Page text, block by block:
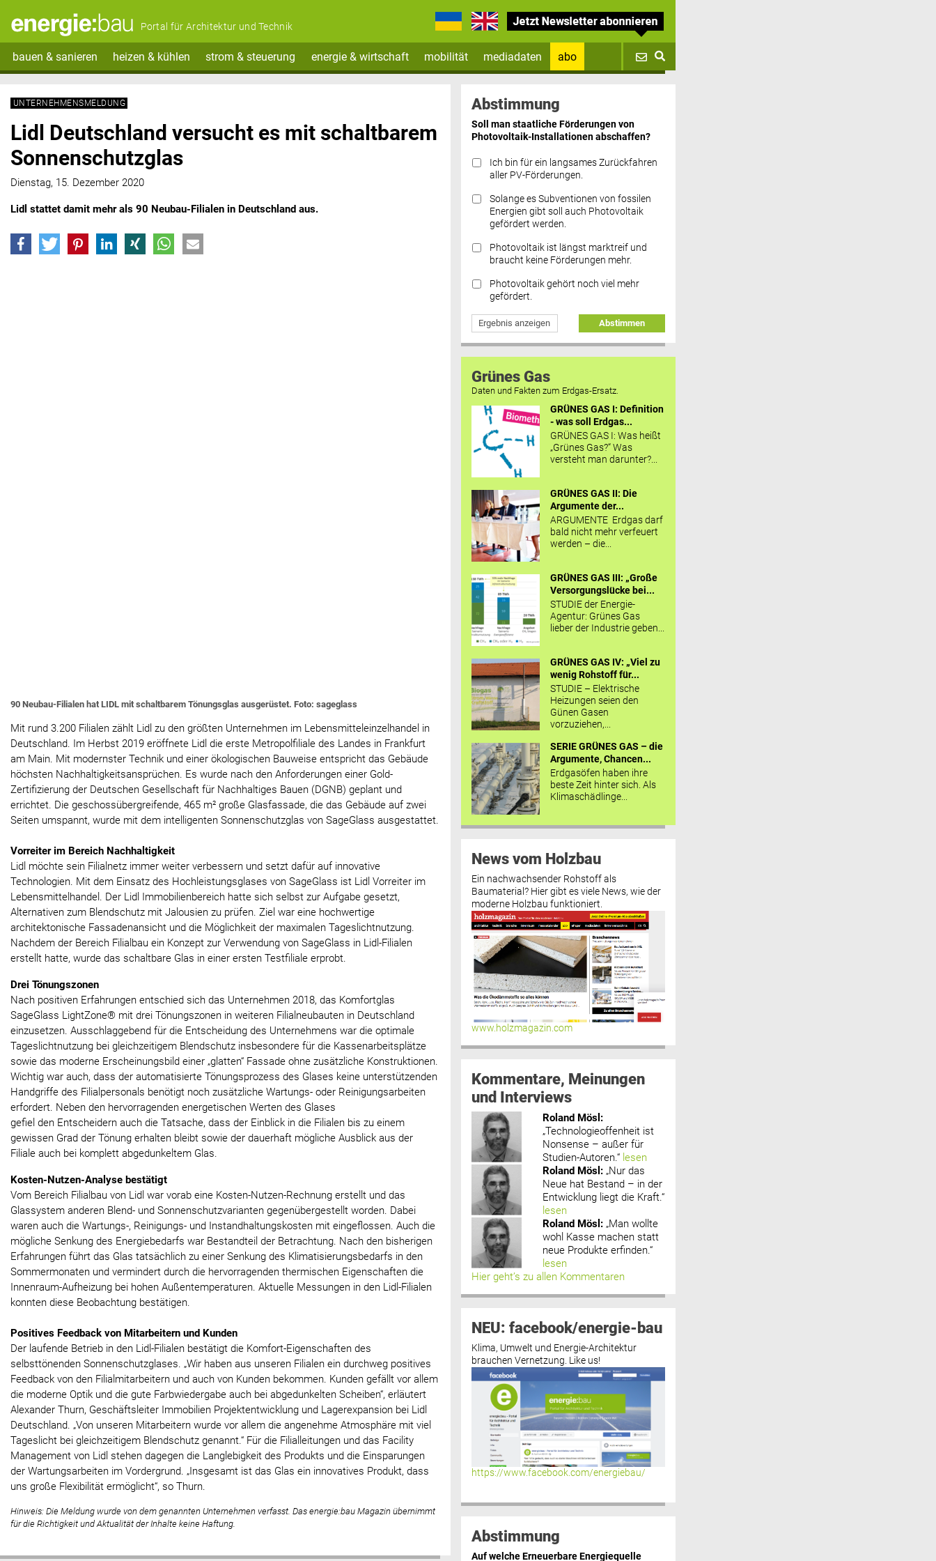
Portal für Architektur und Technik
bauen & sanieren heizen & kühlen strom & steuerung energie & wirtschaft mobilität mediadaten
abo
Datenschutz FAQs
UNTERNEHMENSMELDUNG
Lidl Deutschland versucht es mit schaltbarem
Sonnenschutzglas
Dienstag, 15. Dezember 2020
Lidl stattet damit mehr als 90 Neubau-Filialen in Deutschland aus.
90 Neubau-Filialen hat LIDL mit schaltbarem Tönungsglas ausgerüstet. Foto: sageglass
Mit rund 3.200 Filialen zählt Lidl zu den größten Unternehmen im Lebensmitteleinzelhandel in
Deutschland. Im Herbst 2019 eröffnete Lidl die erste Metropolfiliale des Landes in Frankfurt
am Main. Mit modernster Technik und einer ökologischen Bauweise entspricht das Gebäude
höchsten Nachhaltigkeitsansprüchen. Es wurde nach den Anforderungen einer Gold-
Zertifizierung der Deutschen Gesellschaft für Nachhaltiges Bauen (DGNB) geplant und
errichtet. Die geschossübergreifende, 465 m² große Glasfassade, die das Gebäude auf zwei
Seiten umspannt, wurde mit dem intelligenten Sonnenschutzglas von SageGlass ausgestattet.
Vorreiter im Bereich Nachhaltigkeit
Lidl möchte sein Filialnetz immer weiter verbessern und setzt dafür auf innovative
Technologien. Mit dem Einsatz des Hochleistungsglases von SageGlass ist Lidl Vorreiter im
Lebensmittelhandel. Der Lidl Immobilienbereich hatte sich selbst zur Aufgabe gesetzt,
Alternativen zum Blendschutz mit Jalousien zu prüfen. Ziel war eine hochwertige
architektonische Fassadenansicht und die Möglichkeit der maximalen Tageslichtnutzung.
Nachdem der Bereich Filialbau ein Konzept zur Verwendung von SageGlass in Lidl-Filialen
erstellt hatte, wurde das schaltbare Glas in einer ersten Testfiliale erprobt.
Drei Tönungszonen
Nach positiven Erfahrungen entschied sich das Unternehmen 2018, das Komfortglas
SageGlass LightZone® mit drei Tönungszonen in weiteren Filialneubauten in Deutschland
einzusetzen. Ausschlaggebend für die Entscheidung des Unternehmens war die optimale
Tageslichtnutzung bei gleichzeitigem Blendschutz insbesondere für die Kassenarbeitsplätze
sowie das moderne Erscheinungsbild einer „glatten“ Fassade ohne zusätzliche Konstruktionen.
Wichtig war auch, dass der automatisierte Tönungsprozess des Glases keine unterstützenden
Handgriffe des Filialpersonals benötigt noch zusätzliche Wartungs- oder Reinigungsarbeiten
erfordert. Neben den hervorragenden energetischen Werten des Glases
gefiel den Entscheidern auch die Tatsache, dass der Einblick in die Filialen bis zu einem
gewissen Grad der Tönung erhalten bleibt sowie der dauerhaft mögliche Ausblick aus der
Filiale auch bei komplett abgedunkeltem Glas.
Kosten-Nutzen-Analyse bestätigt
Vom Bereich Filialbau von Lidl war vorab eine Kosten-Nutzen-Rechnung erstellt und das
Glassystem anderen Blend- und Sonnenschutzvarianten gegenübergestellt worden. Dabei
waren auch die Wartungs-, Reinigungs- und Instandhaltungskosten mit eingeflossen. Auch die
mögliche Senkung des Energiebedarfs war Bestandteil der Betrachtung. Nach den bisherigen
Erfahrungen führt das Glas tatsächlich zu einer Senkung des Klimatisierungsbedarfs in den
Sommermonaten und vermindert durch die hervorragenden thermischen Eigenschaften die
Innenraum-Aufheizung bei hohen Außentemperaturen. Aktuelle Messungen in den Lidl-Filialen
konnten diese Beobachtung bestätigen.
Positives Feedback von Mitarbeitern und Kunden
Der laufende Betrieb in den Lidl-Filialen bestätigt die Komfort-Eigenschaften des
selbsttönenden Sonnenschutzglases. „Wir haben aus unseren Filialen ein durchweg positives
Feedback von den Filialmitarbeitern und auch von Kunden bekommen. Kunden gefällt vor allem
die moderne Optik und die gute Farbwiedergabe auch bei abgedunkelten Scheiben“, erläutert
Alexander Thurn, Geschäftsleiter Immobilien Projektentwicklung und Lagerexpansion bei Lidl
Deutschland. „Von unseren Mitarbeitern wurde vor allem die angenehme Atmosphäre mit viel
Tageslicht bei gleichzeitigem Blendschutz genannt.“ Für die Filialleitungen und das Facility
Management von Lidl stehen dagegen die Langlebigkeit des Produkts und die Einsparungen
der Wartungsarbeiten im Vordergrund. „Insgesamt ist das Glas ein innovatives Produkt, dass
uns große Flexibilität ermöglicht“, so Thurn.
Hinweis: Die Meldung wurde von dem genannten Unternehmen verfasst. Das energie:bau Magazin übernimmt
für die Richtigkeit und Aktualität der Inhalte keine Haftung.
Abstimmung
Soll man staatliche Förderungen von
Photovoltaik-Installationen abschaffen?
Ich bin für ein langsames Zurückfahren
aller PV-Förderungen.
Solange es Subventionen von fossilen
Energien gibt soll auch Photovoltaik
gefördert werden.
Photovoltaik ist längst marktreif und
braucht keine Förderungen mehr.
Photovoltaik gehört noch viel mehr
gefördert.
Ergebnis anzeigen Abstimmen
Grünes Gas
Daten und Fakten zum Erdgas-Ersatz.
GRÜNES GAS I: Definition
- was soll Erdgas...
GRÜNES GAS I: Was heißt
„Grünes Gas?“ Was
versteht man darunter?...
GRÜNES GAS II: Die
Argumente der...
ARGUMENTE Erdgas darf
bald nicht mehr verfeuert
werden – die...
GRÜNES GAS III: „Große
Versorgungslücke bei...
STUDIE der Energie-
Agentur: Grünes Gas
lieber der Industrie geben...
GRÜNES GAS IV: „Viel zu
wenig Rohstoff für...
STUDIE – Elektrische
Heizungen seien den
Günen Gasen
vorzuziehen,...
SERIE GRÜNES GAS – die
Argumente, Chancen...
Erdgasöfen haben ihre
beste Zeit hinter sich. Als
Klimaschädlinge...
News vom Holzbau
Ein nachwachsender Rohstoff als
Baumaterial? Hier gibt es viele News, wie der
moderne Holzbau funktioniert.
www.holzmagazin.com
Kommentare, Meinungen
und Interviews
Roland Mösl :
„Technologieoffenheit ist
Nonsense – außer für
Studien-Autoren.“ lesen
Roland Mösl : „Nur das
Neue hat Bestand – in der
Entwicklung liegt die Kraft.“
lesen
Roland Mösl : „Man wollte
wohl Kasse machen statt
neue Produkte erfinden.“
lesen
Hier geht’s zu allen Kommentaren
NEU: facebook/energie-bau
Klima, Umwelt und Energie-Architektur
brauchen Vernetzung. Like us!
https://www.facebook.com/energiebau/
Abstimmung
Auf welche Erneuerbare Energiequelle